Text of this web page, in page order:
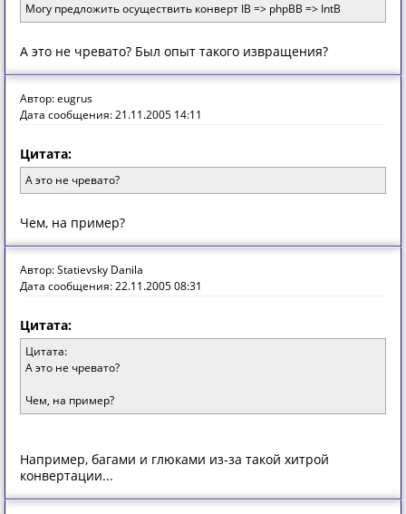
Могу предложить осуществить конверт IB => phpBB => IntB
А это не чревато? Был опыт такого извращения?
Автор: eugrus
Дата сообщения: 21.11.2005 14:11
Цитата:
А это не чревато?
Чем, на пример?
Автор: Statievsky Danila
Дата сообщения: 22.11.2005 08:31
Цитата:
Цитата:
А это не чревато?
Чем, на пример?
Например, багами и глюками из-за такой хитрой
конвертации...